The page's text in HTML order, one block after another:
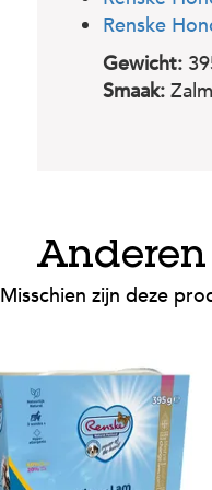
Renske
Gewicht:
Smaak: Zalm
Misschien zijn deze